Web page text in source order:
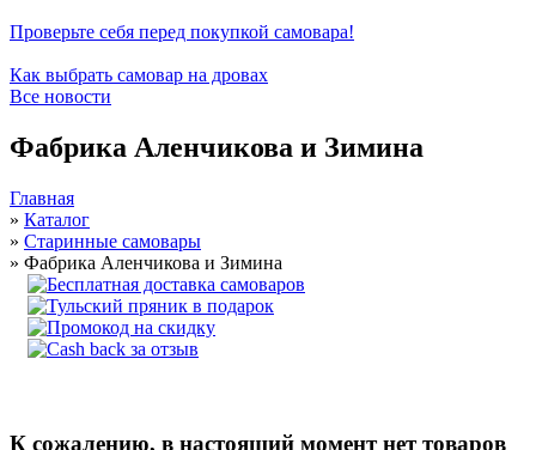
Проверьте себя перед покупкой самовара!
Как выбрать самовар на дровах
Все новости
Фабрика Аленчикова и Зимина
Главная
» Каталог
» Старинные самовары
» Фабрика Аленчикова и Зимина
Антикварные самовары Б. Г. Тейле
К сожалению, в настоящий момент нет товаров